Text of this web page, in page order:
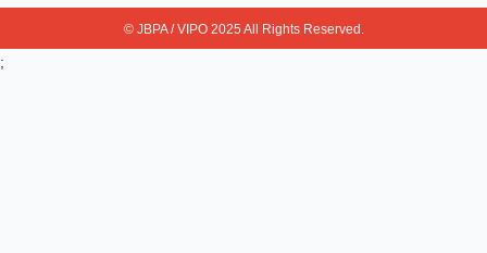
© JBPA / VIPO 2025 All Rights Reserved.
;